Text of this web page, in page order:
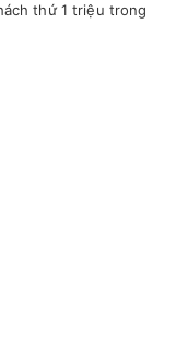
thứ 1 triệu trong